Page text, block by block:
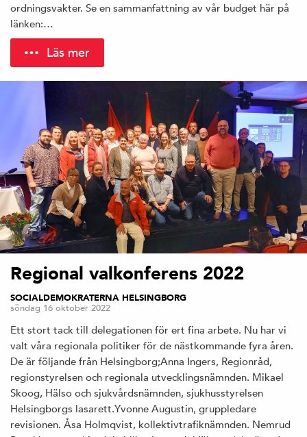
ordningsvakter. Se en sammanfattning av vår budget här på
länken:…
Läs mer
Regional valkonferens 2022
SOCIALDEMOKRATERNA HELSINGBORG
söndag 16 oktober 2022
Ett stort tack till delegationen för ert fina arbete. Nu har vi
valt våra regionala politiker för de nästkommande fyra åren.
De är följande från Helsingborg;Anna Ingers, Regionråd,
regionstyrelsen och regionala utvecklingsnämnden. Mikael
Skoog, Hälso och sjukvårdsnämnden, sjukhusstyrelsen
Helsingborgs lasarett.Yvonne Augustin, gruppledare
revisionen. Åsa Holmqvist, kollektivtrafiknämnden. Nemrud